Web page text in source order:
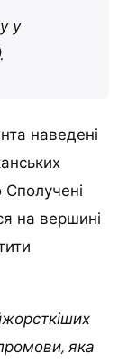
у
наведені
на вершині
яка